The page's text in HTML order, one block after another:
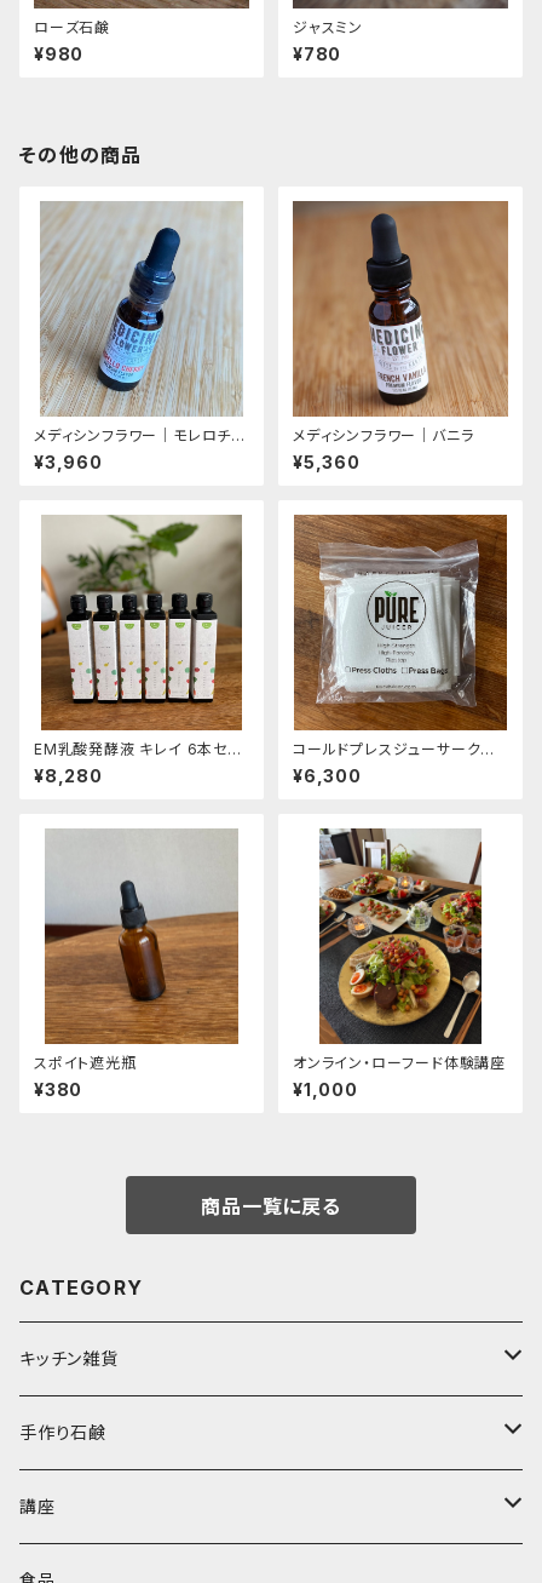
ローズ石鹸
¥980
ジャスミン
¥780
その他の商品
メディシンフラワー｜モレロチェ
リー｜プレミアムライン（残2本）
¥3,960
メディシンフラワー｜バニラ
¥5,360
EM乳酸発酵液 キレイ 6本セッ
ト（送料無料）
¥8,280
コールドプレスジューサークロ
ス（ノーウォークジューサー、ピュ
アジューサー）
¥6,300
スポイト遮光瓶
¥380
オンライン・ローフード体験講座
¥1,000
商品一覧に戻る
CATEGORY
キッチン雑貨
キッチン雑貨
メディシンフラワー
バイタミックス
手作り石鹸
香る石鹸
無香料石鹸
講座
ローフードマイスター講座